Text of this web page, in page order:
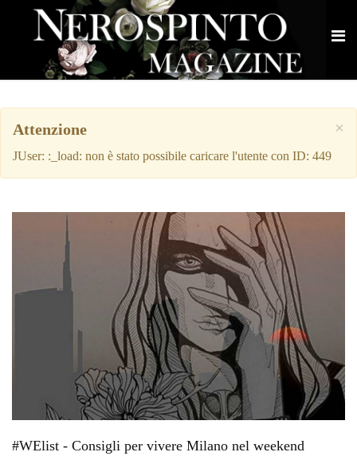
×
Attenzione
JUser: :_load: non è stato possibile caricare l'utente con ID: 449
#WElist - Consigli per vivere Milano nel weekend